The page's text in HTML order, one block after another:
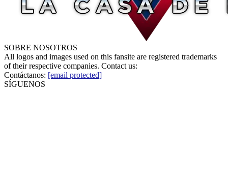
SOBRE NOSOTROS
All logos and images used on this fansite are registered trademarks
of their respective companies. Contact us:
Contáctanos: [email protected]
SÍGUENOS